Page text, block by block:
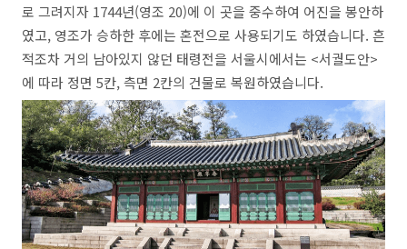
로 그려지자 1744년(영조 20)에 이 곳을 중수하여 어진을 봉안하
였고, 영조가 승하한 후에는 혼전으로 사용되기도 하였습니다. 흔
적조차 거의 남아있지 않던 태령전을 서울시에서는 <서궐도안>
에 따라 정면 5칸, 측면 2칸의 건물로 복원하였습니다.